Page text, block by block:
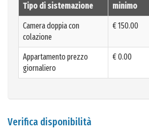
Tipo di sistemazione
minimo
Camera doppia con
colazione
€ 150.00
Appartamento prezzo
giornaliero
€ 0.00
Verifica disponibilità